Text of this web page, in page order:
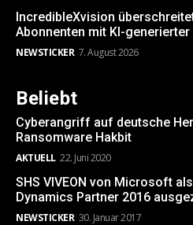
IncredibleXvision
Abonnenten mit KI-
NEWSTICKER 7. August 2026
Beliebt
Cyberangriff auf deutsche
Ransomware Hakbit
AKTUELL 22. Juni 2020
SHS VIVEON von Microsoft
Dynamics Partner 2016
NEWSTICKER 30. Januar 2017